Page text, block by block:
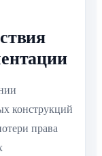
конструкций
права